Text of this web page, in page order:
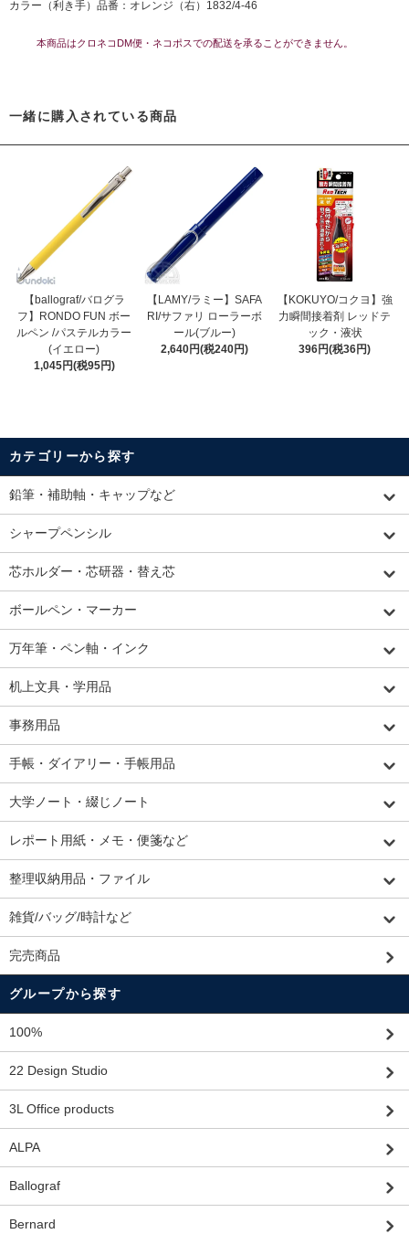
カラー（利き手）品番：オレンジ（右）1832/4-46
本商品はクロネコDM便・ネコポスでの配送を承ることができません。
一緒に購入されている商品
【ballograf/バログラ
フ】RONDO FUN ボー
ルペン /パステルカラー
(イエロー)
1,045円(税95円)
【LAMY/ラミー】SAFA
RI/サファリ ローラーボ
ール(ブルー)
2,640円(税240円)
【KOKUYO/コクヨ】強
力瞬間接着剤 レッドテ
ック・液状
396円(税36円)
カテゴリーから探す
鉛筆・補助軸・キャップなど
シャープペンシル
芯ホルダー・芯研器・替え芯
ボールペン・マーカー
万年筆・ペン軸・インク
机上文具・学用品
事務用品
手帳・ダイアリー・手帳用品
大学ノート・綴じノート
レポート用紙・メモ・便箋など
整理収納用品・ファイル
雑貨/バッグ/時計など
完売商品
グループから探す
100%
22 Design Studio
3L Office products
ALPA
Ballograf
Bernard